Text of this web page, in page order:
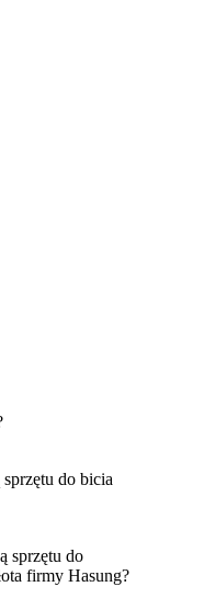
do bicia
sprzętu do
firmy Hasung?